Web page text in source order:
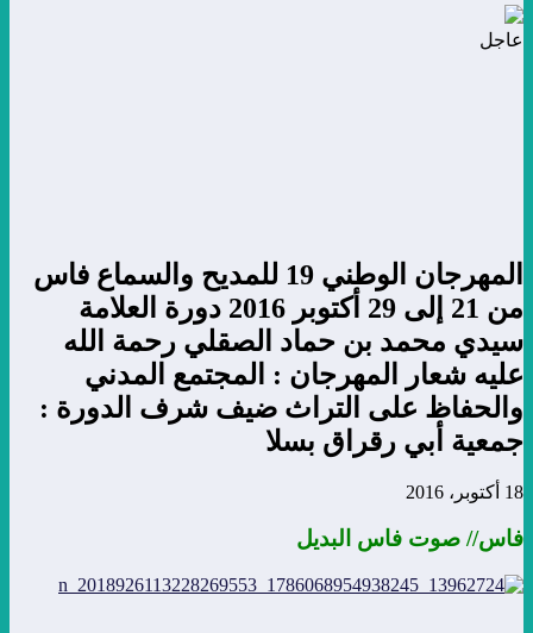
عاجل
المهرجان الوطني 19 للمديح والسماع فاس
من 21 إلى 29 أكتوبر 2016 دورة العلامة
سيدي محمد بن حماد الصقلي رحمة الله
عليه شعار المهرجان : المجتمع المدني
والحفاظ على التراث ضيف شرف الدورة :
جمعية أبي رقراق بسلا
18 أكتوبر، 2016
فاس// صوت فاس البديل